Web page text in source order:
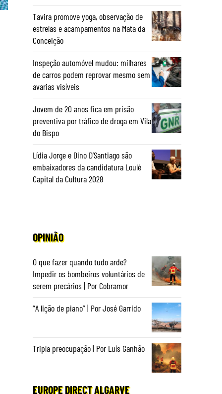
Tavira promove yoga, observação de
estrelas e acampamentos na Mata da
Conceição
Inspeção automóvel mudou: milhares
de carros podem reprovar mesmo sem
avarias visíveis
Jovem de 20 anos fica em prisão
preventiva por tráfico de droga em Vila
do Bispo
Lídia Jorge e Dino D’Santiago são
embaixadores da candidatura Loulé
Capital da Cultura 2028
OPINIÃO
O que fazer quando tudo arde?
Impedir os bombeiros voluntários de
serem precários | Por Cobramor
“A lição de piano” | Por José Garrido
Tripla preocupação | Por Luís Ganhão
EUROPE DIRECT ALGARVE